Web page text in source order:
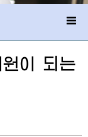
이 되는